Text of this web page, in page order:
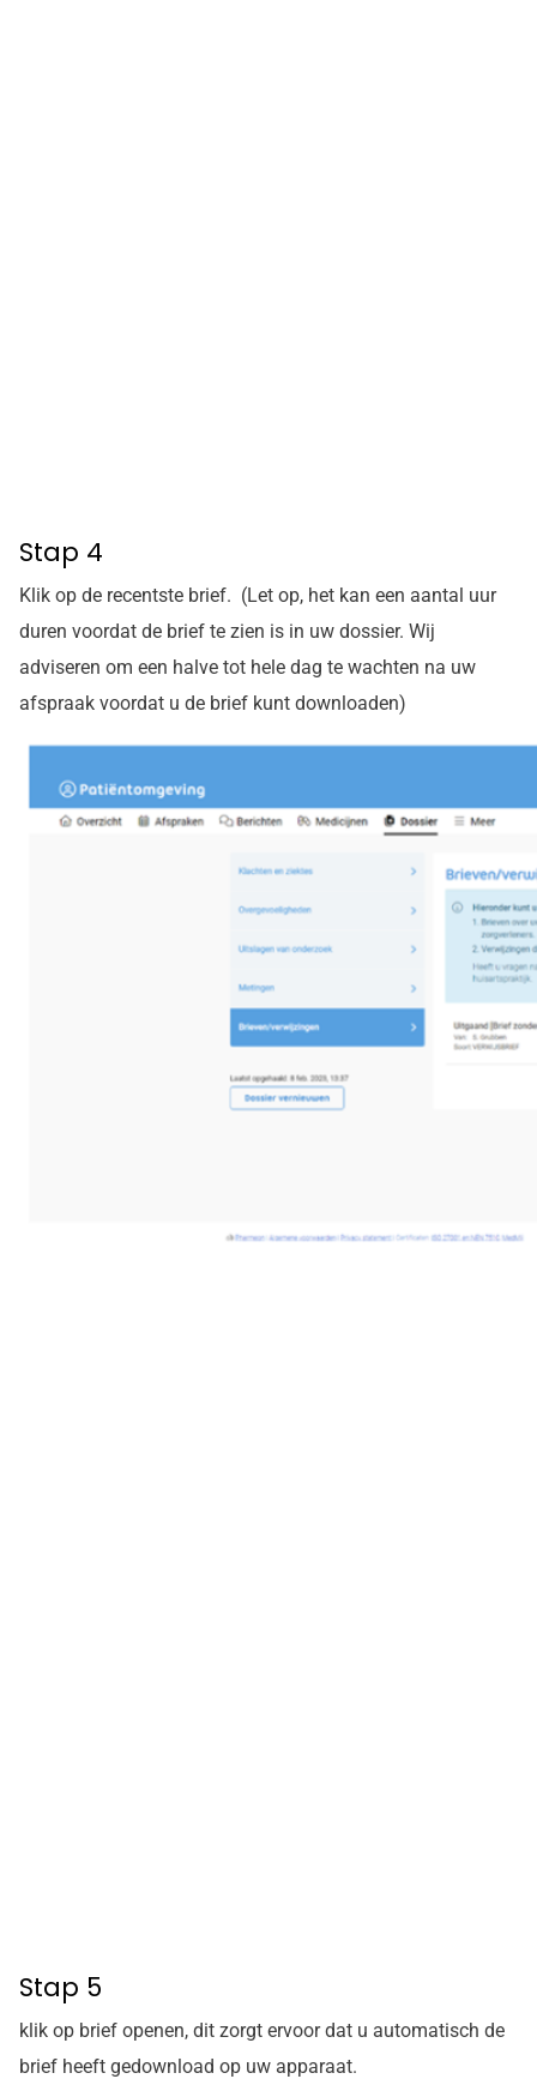
Stap 4
Klik op de recentste brief. (Let op, het kan een aantal uur
duren voordat de brief te zien is in uw dossier. Wij
adviseren om een halve tot hele dag te wachten na uw
afspraak voordat u de brief kunt downloaden)
Stap 5
klik op brief openen, dit zorgt ervoor dat u automatisch de
brief heeft gedownload op uw apparaat.